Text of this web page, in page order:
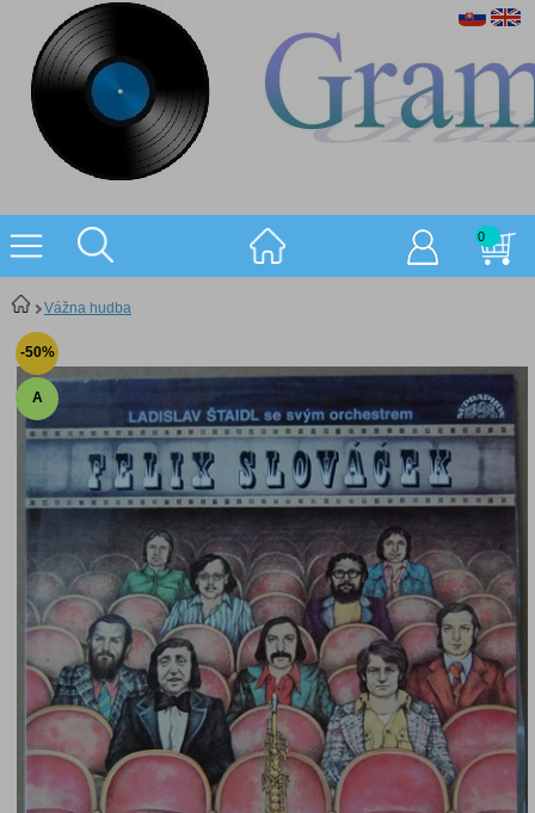
0
Vážna hudba
-50%
A